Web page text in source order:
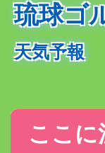
琉球ゴ
天気予報
ここに